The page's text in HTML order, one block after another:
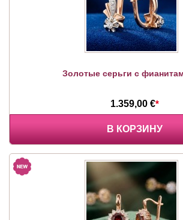
Золотые серьги с
1.359,00 €*
В КОРЗИНУ